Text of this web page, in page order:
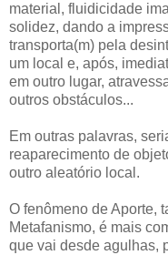
material, fluidicidade
solidez, dando a
transporta(m) pela
um local e, após,
em outro lugar,
outros obstáculos...
Em outras palavras,
reaparecimento de
outro aleatório local.
O fenômeno de Aporte,
Metafanismo, é mais
que vai desde agulhas,